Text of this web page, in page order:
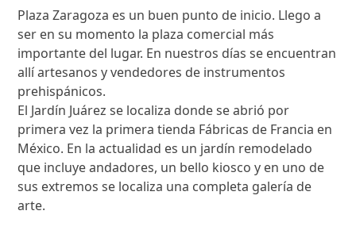
Plaza Zaragoza es un buen punto de inicio. Llego a
ser en su momento la plaza comercial más
importante del lugar. En nuestros días se encuentran
allí artesanos y vendedores de instrumentos
prehispánicos.
El Jardín Juárez se localiza donde se abrió por
primera vez la primera tienda Fábricas de Francia en
México. En la actualidad es un jardín remodelado
que incluye andadores, un bello kiosco y en uno de
sus extremos se localiza una completa galería de
arte.